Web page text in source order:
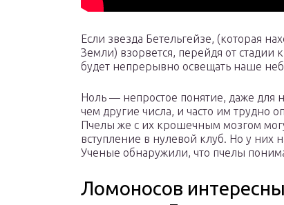
Если звезда Бетельгейзе, (которая
Земли) взорвется, перейдя от стадии
будет непрерывно освещать наше
Ноль — непростое понятие, даже для
чем другие числа, и часто им
Пчелы же с их крошечным мозгом
вступление в нулевой клуб. Но у
Ученые обнаружили, что пчелы
Ломоносов